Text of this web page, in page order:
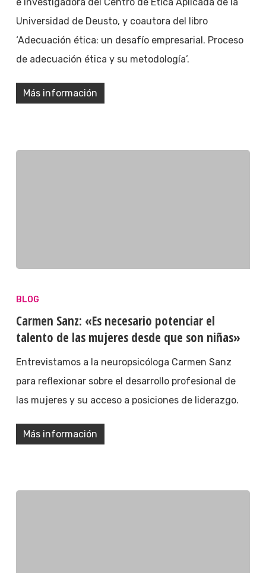
Universidad de Deusto, y coautora del libro
‘Adecuación ética: un desafío empresarial. Proceso
de adecuación ética y su metodología’.
Más información
BLOG
Carmen Sanz: «Es necesario potenciar el
talento de las mujeres desde que son niñas»
Entrevistamos a la neuropsicóloga Carmen Sanz
para reflexionar sobre el desarrollo profesional de
las mujeres y su acceso a posiciones de liderazgo.
Más información